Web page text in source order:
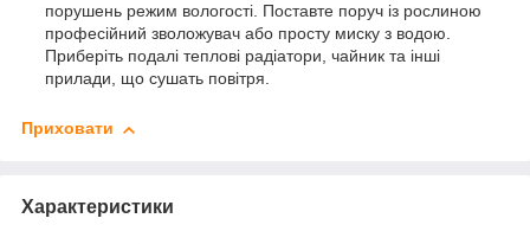
порушень режим вологості. Поставте поруч із рослиною
професійний зволожувач або просту миску з водою.
Приберіть подалі теплові радіатори, чайник та інші
прилади, що сушать повітря.
Приховати
Характеристики